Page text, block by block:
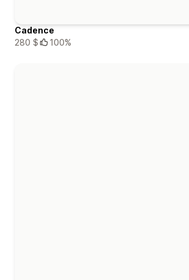
Cadence
280 $
100%